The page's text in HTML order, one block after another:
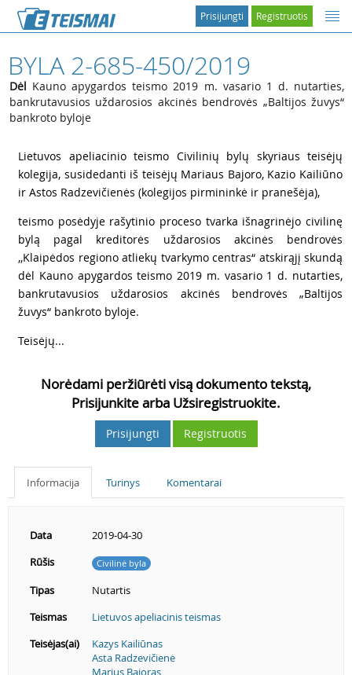
Registruotis
Prisijungti
BYLA 2-685-450/2019
Dėl Kauno apygardos teismo 2019 m. vasario 1 d. nutarties,
bankrutavusios uždarosios akcinės bendrovės „Baltijos žuvys“
bankroto byloje
Lietuvos apeliacinio teismo Civilinių bylų skyriaus teisėjų
kolegija, susidedanti iš teisėjų Mariaus Bajoro, Kazio Kailiūno
ir Astos Radzevičienės (kolegijos pirmininkė ir pranešėja),
teismo posėdyje rašytinio proceso tvarka išnagrinėjo civilinę
bylą pagal kreditorės uždarosios akcinės bendrovės
,,Klaipėdos regiono atliekų tvarkymo centras“ atskirąjį skundą
dėl Kauno apygardos teismo 2019 m. vasario 1 d. nutarties,
bankrutavusios uždarosios akcinės bendrovės „Baltijos
žuvys“ bankroto byloje.
Teisėjų...
Norėdami peržiūrėti visą dokumento tekstą,
Prisijunkite arba Užsiregistruokite.
Prisijungti Registruotis
Informacija Turinys Komentarai
Data
2019-04-30
Rūšis
Civilinė byla
Tipas
Nutartis
Teismas
Lietuvos apeliacinis teismas
Teisėjas(ai)
Kazys Kailiūnas
Asta Radzevičienė
Marius Bajoras